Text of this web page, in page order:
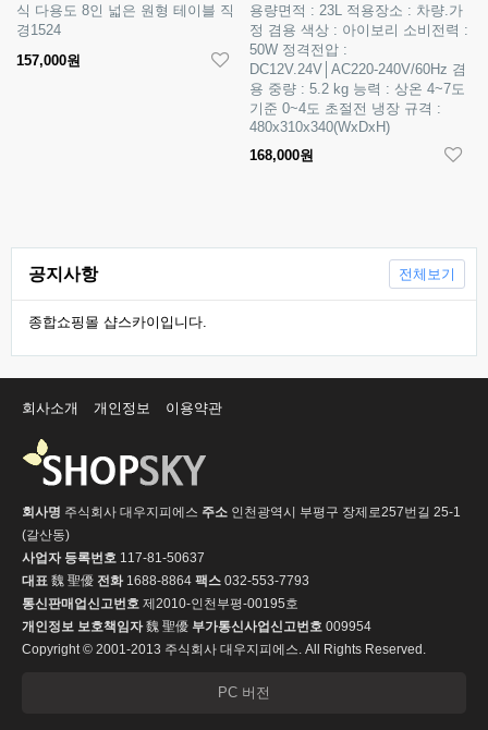
식 다용도 8인 넓은 원형 테이블 직
경1524
157,000원
용량면적 : 23L 적용장소 : 차량.가
정 겸용 색상 : 아이보리 소비전력 :
50W 정격전압 :
DC12V.24V│AC220-240V/60Hz 겸
용 중량 : 5.2 kg 능력 : 상온 4~7도
기준 0~4도 초절전 냉장 규격 :
480x310x340(WxDxH)
168,000원
공지사항
종합쇼핑몰 샵스카이입니다.
전체보기
회사소개 개인정보 이용약관
회사명 주식회사 대우지피에스 주소 인천광역시 부평구 장제로257번길 25-1
(갈산동)
사업자 등록번호 117-81-50637
대표 魏 聖優 전화1688-8864 팩스 032-553-7793
통신판매업신고번호 제2010-인천부평-00195호
개인정보 보호책임자魏 聖優 부가통신사업신고번호 009954
Copyright © 2001-2013 주식회사 대우지피에스. All Rights Reserved.
PC 버전